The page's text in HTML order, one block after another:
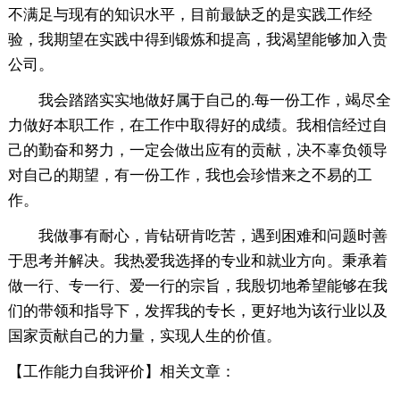
不满足与现有的知识水平，目前最缺乏的是实践工作经
验，我期望在实践中得到锻炼和提高，我渴望能够加入贵
公司。
我会踏踏实实地做好属于自己的.每一份工作，竭尽全
力做好本职工作，在工作中取得好的成绩。我相信经过自
己的勤奋和努力，一定会做出应有的贡献，决不辜负领导
对自己的期望，有一份工作，我也会珍惜来之不易的工
作。
我做事有耐心，肯钻研肯吃苦，遇到困难和问题时善
于思考并解决。我热爱我选择的专业和就业方向。秉承着
做一行、专一行、爱一行的宗旨，我殷切地希望能够在我
们的带领和指导下，发挥我的专长，更好地为该行业以及
国家贡献自己的力量，实现人生的价值。
【工作能力自我评价】相关文章：